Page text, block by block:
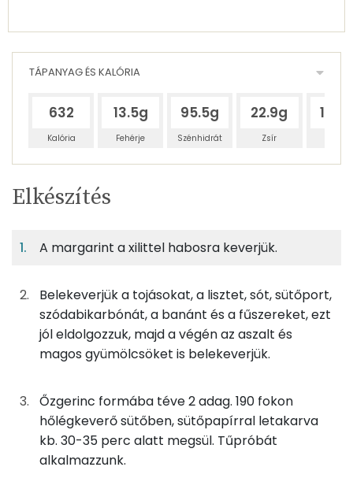
TÁPANYAG ÉS KALÓRIA
632
Kalória
13.5g
Fehérje
95.5g
Szénhidrát
22.9g
Zsír
Egy
adagban
6%
41%
10%
17gmargarin
120 kcal
25g xilit
60 kcal
67gfinomliszt
243 kcal
1gsó
TÁPANYAGTARTALOM
Egy
6
100
6%
Fehérje
41%
Szénhidrát
10%
Zsír
44%
Víz
TOP ásványi anyagok
Foszfor
Kálcium
Elkészítés
A margarint a xilittel habosra keverjük.
Belekeverjük a tojásokat, a lisztet, sót, sütőport,
szódabikarbónát, a banánt és a fűszereket, ezt
jól eldolgozzuk, majd a végén az aszalt és
magos gyümölcsöket is belekeverjük.
Őzgerinc formába téve 2 adag. 190 fokon
hőlégkeverő sütőben, sütőpapírral letakarva
kb. 30-35 perc alatt megsül. Tűpróbát
alkalmazzunk.